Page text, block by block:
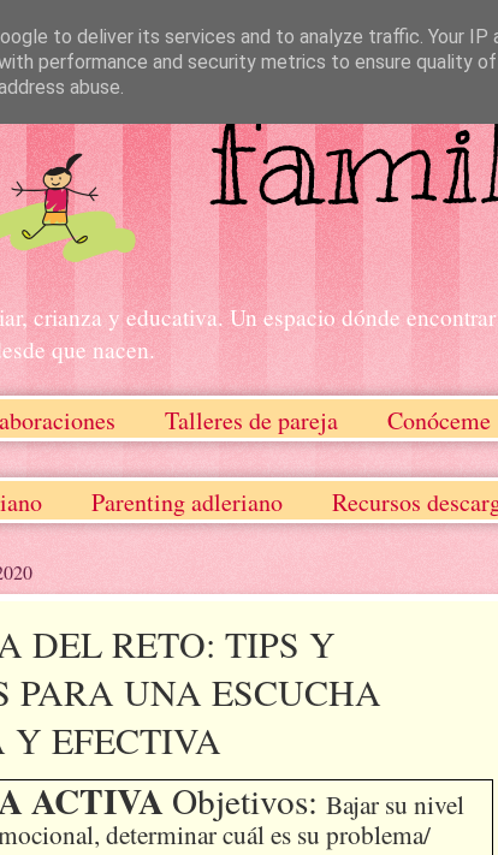
crianza y educativa. Un espacio dónde
que nacen.
Talleres de pareja Conóceme
Parenting adleriano Recursos
DEL RETO: TIPS Y
PARA UNA ESCUCHA
Y EFECTIVA
ACTIVA Objetivos: Bajar su nivel
determinar cuál es su problema/
to deliver its services and to analyze traffic. Your IP
performance and security metrics to ensure quality
abuse.